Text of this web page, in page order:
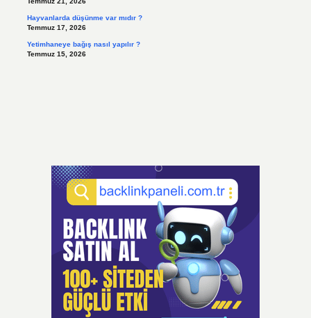
Hayvanlarda düşünme var mıdır ?
Temmuz 17, 2026
Yetimhaneye bağış nasıl yapılır ?
Temmuz 15, 2026